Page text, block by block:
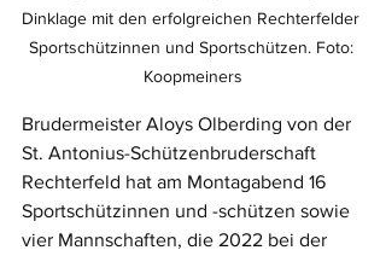
Dinklage mit den erfolgreichen Rechterfelder
Sportschützinnen und Sportschützen. Foto:
Koopmeiners
Brudermeister Aloys Olberding von der
St. Antonius-Schützenbruderschaft
Rechterfeld hat am Montagabend 16
Sportschützinnen und -schützen sowie
vier Mannschaften, die 2022 bei der